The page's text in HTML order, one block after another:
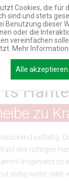
zu
vielfältig.
des richtigen
Insgesamt
stetig weiter
Cookies, die für
sind und stets
Benutzung dieser
oder die
vereinfachen
Mehr
Alle akzeptieren